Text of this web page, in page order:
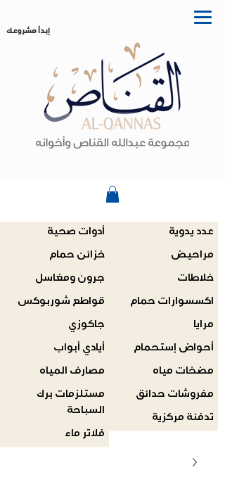
إبدأ مشروعك
أدوات صحية
خزائن حمام
جرون ومغاسل
قواطع شوربوكس
جاكوزي
أيادي أبواب
مصارف المياه
مستلزمات برك
السباحة
فلاتر ماء
عدد يدوية
مراحيض
خلاطات
اكسسوارات حمام
مرايا
أحواض إستحمام
مضخات مياه
مفروشات حدائق
تدفئة مركزية